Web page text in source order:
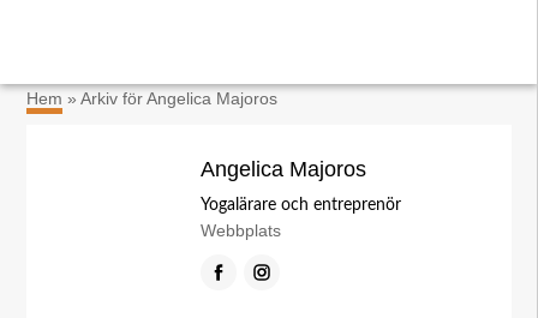
Hem »Arkiv för Angelica Majoros
Angelica Majoros
Yogalärare och entreprenör
Webbplats
FacebookInstagram